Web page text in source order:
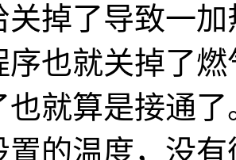
关掉了导致一
序也就关掉了
也就算是接通
置的温度，没